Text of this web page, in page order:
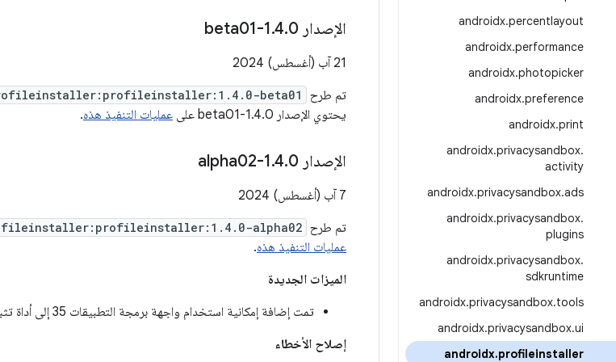
androidx.percentlayout
androidx.performance
androidx.photopicker
androidx.preference
androidx.print
androidx.privacysandbox.
activity
androidx.privacysandbox.ads
androidx.privacysandbox.
plugins
androidx.privacysandbox.
sdkruntime
androidx.privacysandbox.tools
androidx.privacysandbox.ui
androidx.profileinstaller
الإصدار 1 .4.0-beta01
21 آب (أغسطس) 2024
تم طرح
beta01
يحتوي الإصدار 1.4.0-beta01 على
عمليات التنفيذ هذه.
الإصدار 1 .4.0-alpha02
7 آب (أغسطس) 2024
تم طرح alpha02
عمليات التنفيذ هذه.
الميزات الجديدة
تمت إضافة إمكانية استخدام واجهة برمجة التطبيقات 35 إلى أداة تثبيت الملفات الشخصية. (
إصلاح الأخطاء